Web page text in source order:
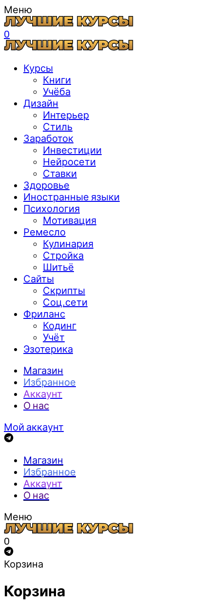
Меню
0
Курсы
Книги
Учёба
Дизайн
Интерьер
Стиль
Заработок
Инвестиции
Нейросети
Ставки
Здоровье
Иностранные языки
Психология
Мотивация
Ремесло
Кулинария
Стройка
Шитьё
Сайты
Скрипты
Соц.сети
Фриланс
Кодинг
Учёт
Эзотерика
Магазин
Избранное
Аккаунт
О нас
Мой аккаунт
Магазин
Избранное
Аккаунт
О нас
Меню
0
Корзина
Корзина